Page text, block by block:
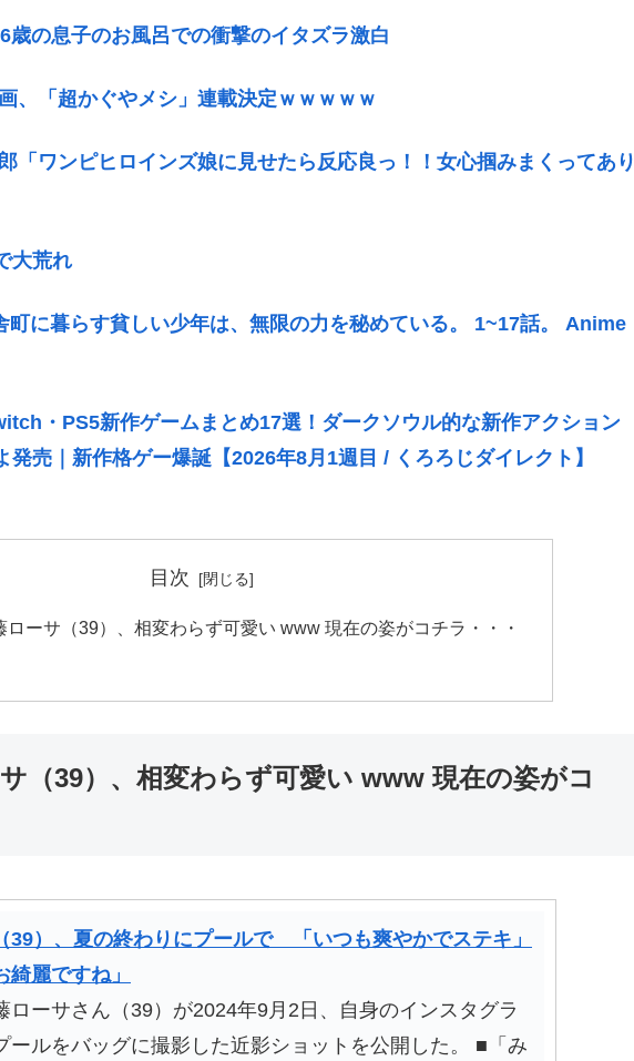
歳の息子のお風呂での衝撃のイタズラ激白
、「超かぐやメシ」連載決定ｗｗｗｗｗ
「ワンピヒロインズ娘に見せたら反応良っ！！女心掴みまくってあり
大荒れ
町に暮らす貧しい少年は、無限の力を秘めている。 1~17話。 Anime
・PS5新作ゲームまとめ17選！ダークソウル的な新作アクション
発売｜新作格ゲー爆誕【2026年8月1週目 / くろろじダイレクト】
目次
ローサ（39）、相変わらず可愛い www 現在の姿がコチラ・・・
サ（39）、相変わらず可愛い www 現在の姿がコ
39）、夏の終わりにプールで 「いつも爽やかでステキ」
綺麗ですね」
ーサさん（39）が2024年9月2日、自身のインスタグラ
ールをバッグに撮影した近影ショットを公開した。 ■「み